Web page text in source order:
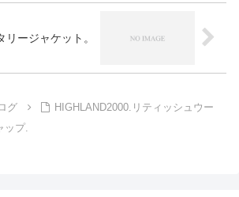
リージャケット。
グ
HIGHLAND2000.リティッシュウー
ップ.